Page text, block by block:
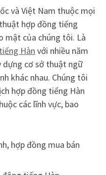
và Việt Nam thuộc mọi
hợp đồng tiếng
mật của chúng tôi. Là
Hàn với nhiều năm
dựng cơ sở thuật ngữ
khác nhau. Chúng tôi
hợp đồng tiếng Hàn
các lĩnh vực, bao
hợp đồng mua bán